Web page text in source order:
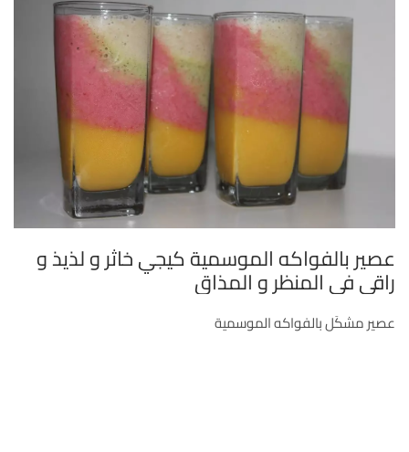
عصير بالفواكه الموسمية كيجي خاثر و لذيذ و
راقي في المنظر و المذاق
عصير مشكَل بالفواكه الموسمية